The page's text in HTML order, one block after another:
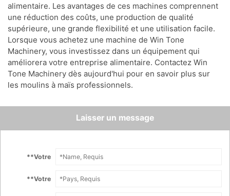
alimentaire. Les avantages de ces machines comprennent
une réduction des coûts, une production de qualité
supérieure, une grande flexibilité et une utilisation facile.
Lorsque vous achetez une machine de Win Tone
Machinery, vous investissez dans un équipement qui
améliorera votre entreprise alimentaire. Contactez Win
Tone Machinery dès aujourd'hui pour en savoir plus sur
les moulins à maïs professionnels.
Laisser un message
**Votre
**Votre